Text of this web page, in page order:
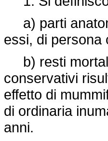
a) parti
essi, di persona
b) resti
conservativi
effetto di
di ordinaria
anni.